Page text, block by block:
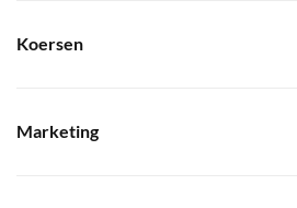
Koersen
Marketing